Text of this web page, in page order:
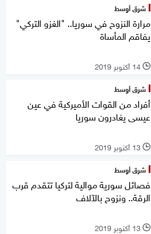
شرق أوسط
مرارة النزوح في سوريا.. "الغزو التركي"
يفاقم المأساة
l 14 أكتوبر 2019
شرق أوسط
أفراد من القوات الأميركية في عين
عيسى يغادرون سوريا
l 13 أكتوبر 2019
شرق أوسط
فصائل سورية موالية لتركيا تتقدم قرب
الرقة.. ونزوح بالآلاف
l 13 أكتوبر 2019